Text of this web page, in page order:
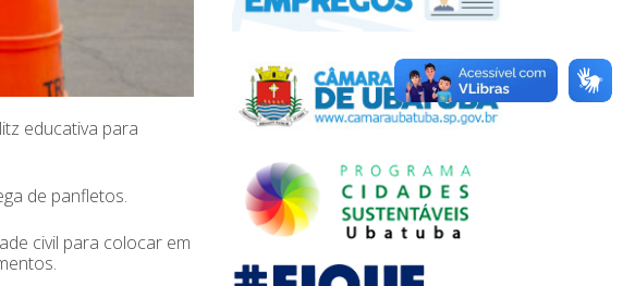
educativa para
de panfletos.
civil para colocar em